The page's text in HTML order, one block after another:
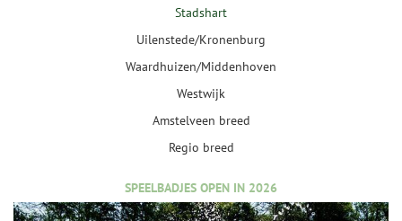
Stadshart
Uilenstede/Kronenburg
Waardhuizen/Middenhoven
Westwijk
Amstelveen breed
Regio breed
SPEELBADJES OPEN IN 2026